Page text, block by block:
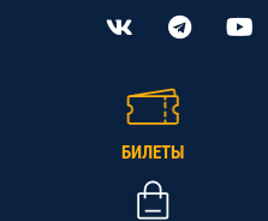
БИЛЕТЫ